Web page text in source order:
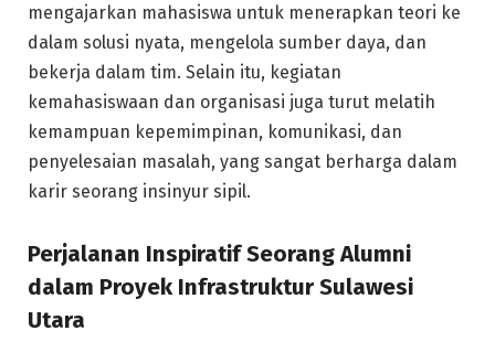
mengajarkan mahasiswa untuk menerapkan teori ke
dalam solusi nyata, mengelola sumber daya, dan
bekerja dalam tim. Selain itu, kegiatan
kemahasiswaan dan organisasi juga turut melatih
kemampuan kepemimpinan, komunikasi, dan
penyelesaian masalah, yang sangat berharga dalam
karir seorang insinyur sipil.
Perjalanan Inspiratif Seorang Alumni
dalam Proyek Infrastruktur Sulawesi
Utara